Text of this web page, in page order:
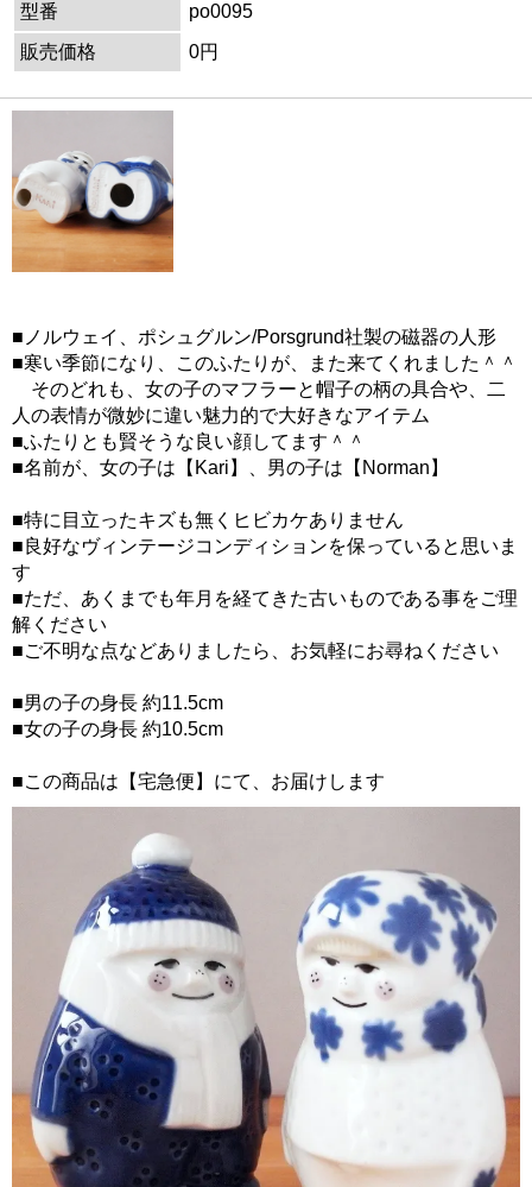
型番
po0095
販売価格
0円
■ノルウェイ、ポシュグルン/Porsgrund社製の磁器の人形
■寒い季節になり、このふたりが、また来てくれました＾＾
そのどれも、女の子のマフラーと帽子の柄の具合や、二
人の表情が微妙に違い魅力的で大好きなアイテム
■ふたりとも賢そうな良い顔してます＾＾
■名前が、女の子は【Kari】、男の子は【Norman】
■特に目立ったキズも無くヒビカケありません
■良好なヴィンテージコンディションを保っていると思いま
す
■ただ、あくまでも年月を経てきた古いものである事をご理
解ください
■ご不明な点などありましたら、お気軽にお尋ねください
■男の子の身長 約11.5cm
■女の子の身長 約10.5cm
■この商品は【宅急便】にて、お届けします